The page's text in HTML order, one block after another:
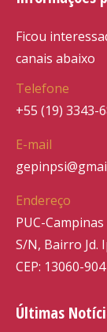
Ficou
canais abaixo
Telefone
+55 (19) 3343-
E-mail
Endereço
PUC-
S/N, Bairro Jd.
CEP: 13060-904
Últimas